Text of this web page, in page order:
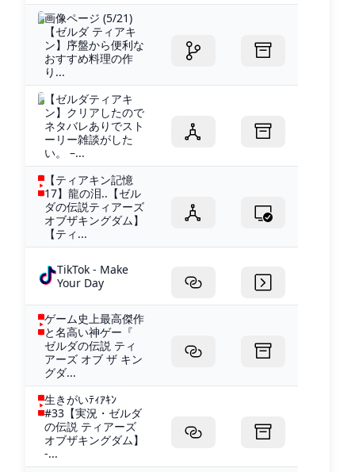
画像ページ (5/21)
【ゼルダ ティアキ
ン】序盤から便利な
おすすめ料理の作
り...
【ゼルダティアキ
ン】クリアしたので
ネタバレありでスト
ーリー雑談がした
い。 –...
【ティアキン記憶
17】龍の泪..【ゼル
ダの伝説ティアーズ
オブザキングダム】
【ティ...
TikTok - Make
Your Day
ゲーム史上最高傑作
と名高い神ゲー『
ゼルダの伝説 ティ
アーズ オブ ザ キン
グダ...
生きがいﾃｨｱｷﾝ
#33【実況・ゼルダ
の伝説 ティアーズ
オブザキングダム】
-...